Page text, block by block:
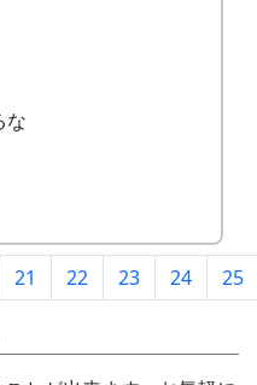
な
21 22 23 24 25